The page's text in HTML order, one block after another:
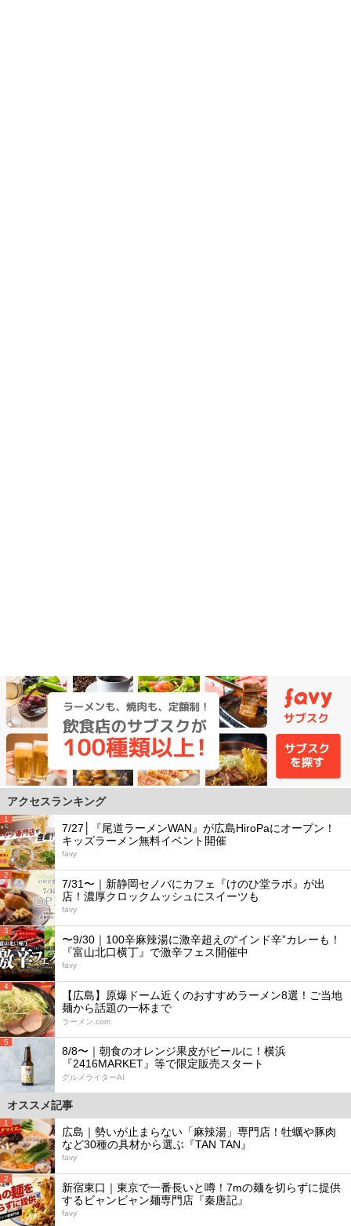
アクセスランキング
1
7/27│『尾道ラーメンWAN』が広島HiroPaにオープン！
キッズラーメン無料イベント開催
favy
2
7/31〜｜新静岡セノバにカフェ『けのひ堂ラボ』が出
店！濃厚クロックムッシュにスイーツも
favy
3
〜9/30｜100辛麻辣湯に激辛超えの“インド辛”カレーも！
『富山北口横丁』で激辛フェス開催中
favy
4
【広島】原爆ドーム近くのおすすめラーメン8選！ご当地
麺から話題の一杯まで
ラーメン.com
5
8/8〜｜朝食のオレンジ果皮がビールに！横浜
『2416MARKET』等で限定販売スタート
グルメライターAI
オススメ記事
1
広島｜勢いが止まらない「麻辣湯」専門店！牡蠣や豚肉
など30種の具材から選ぶ『TAN TAN』
favy
2
新宿東口｜東京で一番長いと噂！7mの麺を切らずに提供
するビャンビャン麺専門店『秦唐記』
favy